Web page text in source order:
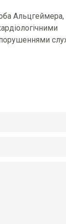
Альцгеймера,